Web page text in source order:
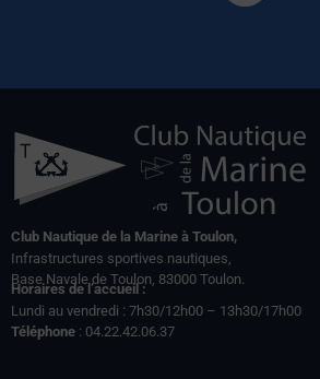
Club Nautique de la Marine à Toulon,
Infrastructures sportives nautiques,
Base Navale de Toulon, 83000 Toulon.
Horaires de l’accueil :
Lundi au vendredi : 7h30/12h00 – 13h30/17h00
Téléphone : 04.22.42.06.37